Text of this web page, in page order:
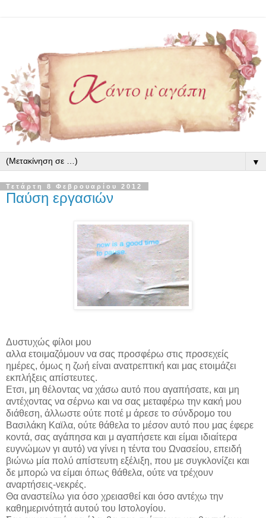
▼
Τετάρτη 8 Φεβρουαρίου 2012
Παύση εργασιών
Δυστυχώς φίλοι μου
αλλα ετοιμαζόμουν να σας προσφέρω στις προσεχείς
ημέρες, όμως η ζωή είναι ανατρεπτική και μας ετοιμάζει
εκπλήξεις απίστευτες.
Ετσι, μη θέλοντας να χάσω αυτό που αγαπήσατε, και μη
αντέχοντας να σέρνω και να σας μεταφέρω την κακή μου
διάθεση, άλλωστε ούτε ποτέ μ άρεσε το σύνδρομο του
Βασιλάκη Καϊλα, ούτε θάθελα το μέσον αυτό που μας έφερε
κοντά, σας αγάπησα και μ αγαπήσετε και είμαι ιδιαίτερα
ευγνώμων γι αυτό) να γίνει η τέντα του Ωνασείου, επειδή
βιώνω μία πολύ απίστευτη εξέλιξη, που με συγκλονίζει και
δε μπορώ να είμαι όπως θάθελα, ούτε να τρέχουν
αναρτήσεις-νεκρές.
Θα αναστείλω για όσο χρειασθεί και όσο αντέχω την
καθημερινότητά αυτού του Ιστολογίου.